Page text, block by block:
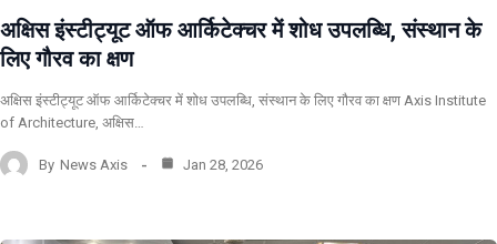
अक्षिस इंस्टीट्यूट ऑफ आर्किटेक्चर में शोध उपलब्धि, संस्थान के
लिए गौरव का क्षण
अक्षिस इंस्टीट्यूट ऑफ आर्किटेक्चर में शोध उपलब्धि, संस्थान के लिए गौरव का क्षण Axis Institute
of Architecture, अक्षिस…
By News Axis Jan 28, 2026